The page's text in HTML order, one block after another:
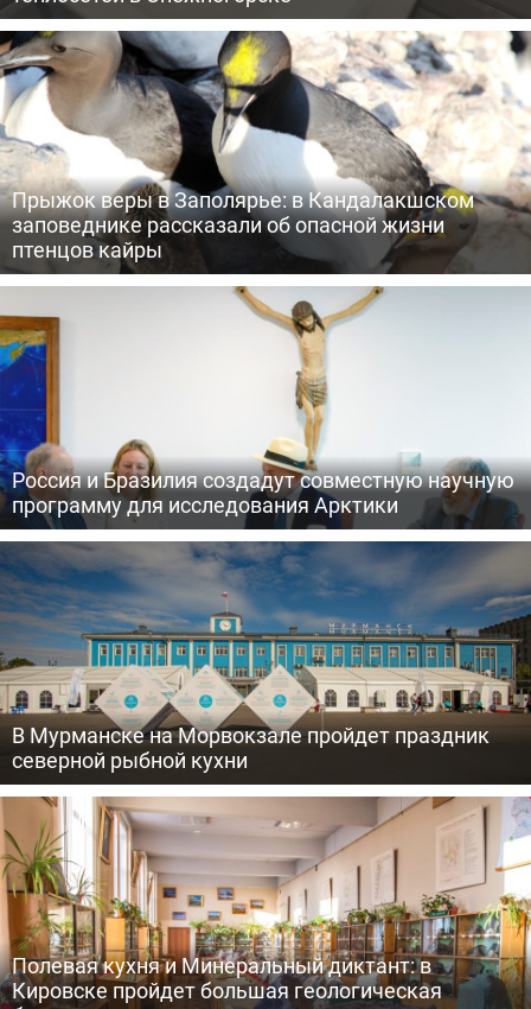
Прыжок веры в Заполярье: в Кандалакшском
заповеднике рассказали об опасной жизни
птенцов кайры
Россия и Бразилия создадут совместную научную
программу для исследования Арктики
В Мурманске на Морвокзале пройдет праздник
северной рыбной кухни
Полевая кухня и Минеральный диктант: в
Кировске пройдет большая геологическая